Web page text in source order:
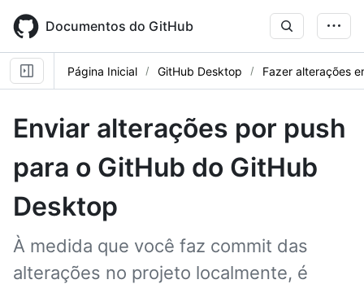
main
content
Documentos do GitHub
Página Inicial GitHub Desktop Fazer alterações
Enviar alterações por push
para o GitHub do GitHub
Desktop
À medida que você faz commit das
alterações no projeto localmente, é